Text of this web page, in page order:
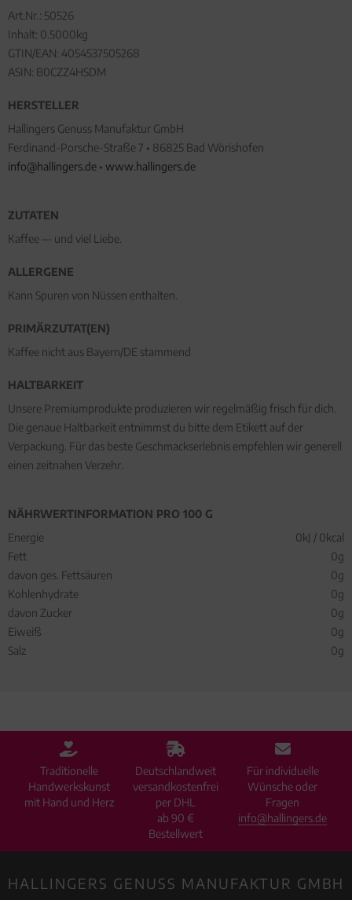
Art.Nr.: 50526
Inhalt: 0.5000kg
GTIN/EAN: 4054537505268
ASIN: B0CZZ4HSDM
HERSTELLER
Hallingers Genuss Manufaktur GmbH
Ferdinand-Porsche-Straße 7 • 86825 Bad Wörishofen
info@hallingers.de • www.hallingers.de
ZUTATEN
Kaffee — und viel Liebe.
ALLERGENE
Kann Spuren von Nüssen enthalten.
PRIMÄRZUTAT(EN)
Kaffee nicht aus Bayern/DE stammend
HALTBARKEIT
Unsere Premiumprodukte produzieren wir regelmäßig frisch für dich.
Die genaue Haltbarkeit entnimmst du bitte dem Etikett auf der
Verpackung. Für das beste Geschmackserlebnis empfehlen wir generell
einen zeitnahen Verzehr.
NÄHRWERTINFORMATION PRO 100 G
Energie
0kJ / 0kcal
Fett
0g
davon ges. Fettsäuren
0g
Kohlenhydrate
0g
davon Zucker
0g
Eiweiß
0g
Salz
0g
Traditionelle
Handwerkskunst
mit Hand und Herz
Deutschlandweit
versandkostenfrei
per DHL
ab 90 €
Bestellwert
Für individuelle
Wünsche oder
Fragen
info@hallingers.de
HALLINGERS GENUSS MANUFAKTUR GMBH